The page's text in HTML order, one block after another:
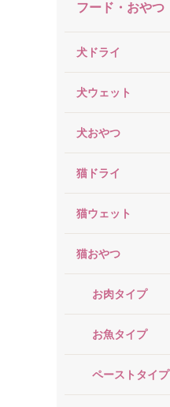
フード・おやつ
犬ドライ
犬ウェット
犬おやつ
猫ドライ
猫ウェット
猫おやつ
お肉タイプ
お魚タイプ
ペーストタイプ